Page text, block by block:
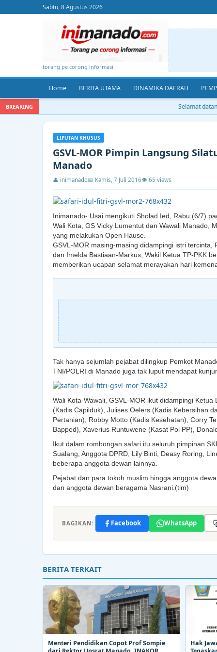
Sabtu, 8 Agustus 2026
torang pe corong informasi
Home BERITA UTAMA DINAMIKA DAERAH
BREAKING Selamat
LIPUTAN KHUSUS
GSVL-MOR Pimpin Langsung
Manado
👤 inimanado📅 Kamis, 7 Juli 2016👁 65 views
Inimanado- Usai mengikuti Sholad Ied, Rabu (6/7)
Wali Kota, GS Vicky Lumentut dan Wawali Manado,
yang melakukan Open Hause.
GSVL-MOR masing-masing didampingi istri
dan Imelda Bastiaan-Markus, Wakil Ketua TP-PKK
memberikan ucapan selamat merayakan hari
Tak hanya sejumlah pejabat dilingkup Pemkot
TNI/POLRI di Manado juga tak luput mendapat
Wali Kota-Wawali, GSVL-MOR ikut didampingi
(Kadis Capilduk), Julises Oelers (Kadis Kebersihan
Pertanian), Robby Motto (Kadis Kesehatan), Corry
Bapped), Xaverius Runtuwene (Kasat Pol PP),
Ikut dalam rombongan safari itu seluruh pimpinan
Sualang, Anggota DPRD, Lily Binti, Deasy Roring,
beberapa anggota dewan lainnya.
Pejabat dan para tokoh muslim hingga anggota
dan anggota dewan beragama Nasrani.(tim)
BAGIKAN: Facebook WhatsApp
BERITA TERKAIT
Menteri Pendidikan Copot Prof Sompie
Hak